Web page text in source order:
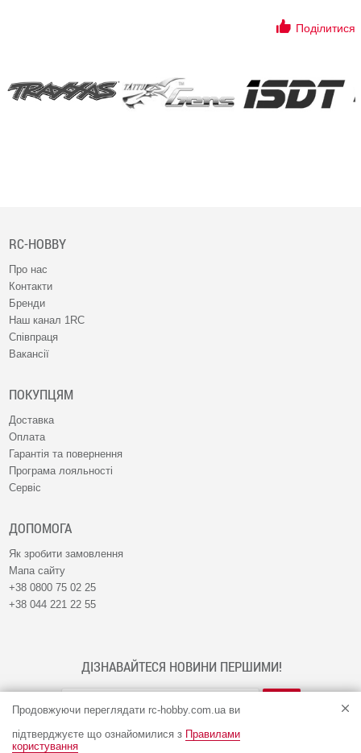
Продовжуючи переглядати rc-hobby.com.ua ви
підтверджуєте що ознайомилися з Правилами
користування
Поділитися
RC-HOBBY
Про нас
Контакти
Бренди
Наш канал 1RC
Співпраця
Вакансії
ПОКУПЦЯМ
Доставка
Оплата
Гарантія та повернення
Програма лояльності
Сервіс
ДОПОМОГА
Як зробити замовлення
Мапа сайту
+38 0800 75 02 25
+38 044 221 22 55
ДІЗНАВАЙТЕСЯ НОВИНИ ПЕРШИМИ!